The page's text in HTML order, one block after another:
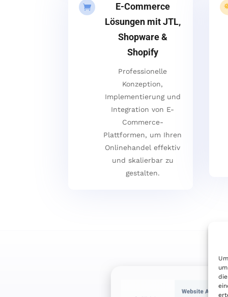

E-Commerce
Lösungen mit JTL,
Shopware &
Shopify
Professionelle
Konzeption,
Implementierung und
Integration von E-
Commerce-
Plattformen, um Ihren
Onlinehandel effektiv
und skalierbar zu
gestalten.